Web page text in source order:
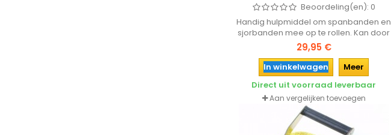
Beoordeling(en): 0
Handig hulpmiddel om spanbanden en
sjorbanden mee op te rollen. Kan door
magnetische voet gemakkelijk aan een
voertuig worden bevestigd.
29,95 €
In winkelwagen
Meer
Direct uit voorraad leverbaar
Aan vergelijken toevoegen